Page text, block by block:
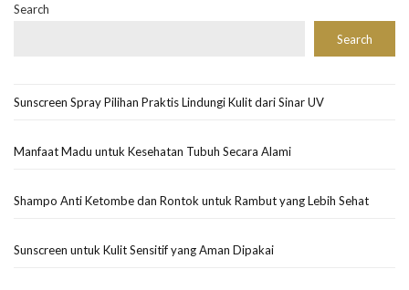
Search
Search
Sunscreen Spray Pilihan Praktis Lindungi Kulit dari Sinar UV
Manfaat Madu untuk Kesehatan Tubuh Secara Alami
Shampo Anti Ketombe dan Rontok untuk Rambut yang Lebih Sehat
Sunscreen untuk Kulit Sensitif yang Aman Dipakai